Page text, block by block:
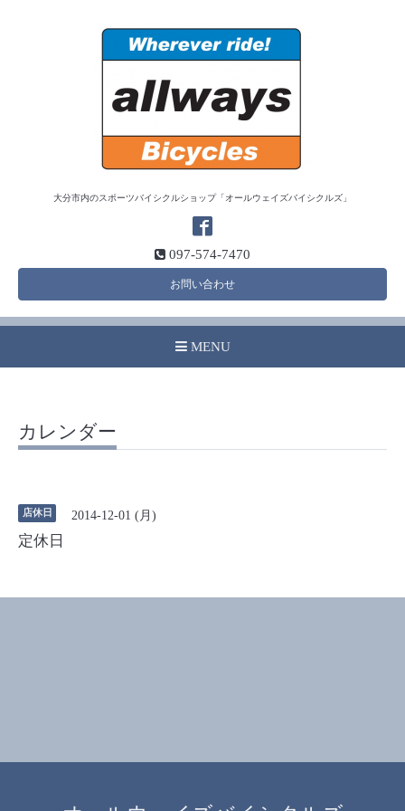
大分市内のスポーツバイシクルショップ「オールウェイズバイシクルズ」
097-574-7470
お問い合わせ
MENU
カレンダー
店休日 2014-12-01 (月)
定休日